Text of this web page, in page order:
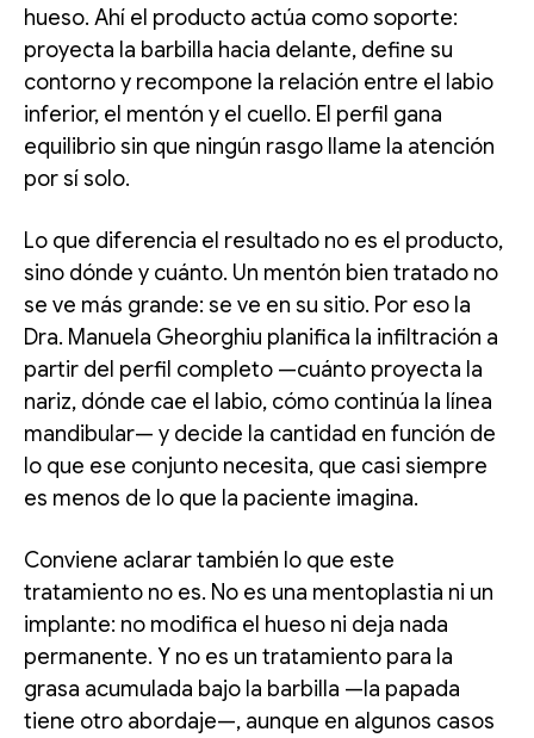
hueso. Ahí el producto actúa como soporte:
proyecta la barbilla hacia delante, define su
contorno y recompone la relación entre el labio
inferior, el mentón y el cuello. El perfil gana
equilibrio sin que ningún rasgo llame la atención
por sí solo.
Lo que diferencia el resultado no es el producto,
sino dónde y cuánto. Un mentón bien tratado no
se ve más grande: se ve en su sitio. Por eso la
Dra. Manuela Gheorghiu planifica la infiltración a
partir del perfil completo —cuánto proyecta la
nariz, dónde cae el labio, cómo continúa la línea
mandibular— y decide la cantidad en función de
lo que ese conjunto necesita, que casi siempre
es menos de lo que la paciente imagina.
Conviene aclarar también lo que este
tratamiento no es. No es una mentoplastia ni un
implante: no modifica el hueso ni deja nada
permanente. Y no es un tratamiento para la
grasa acumulada bajo la barbilla —la papada
tiene otro abordaje—, aunque en algunos casos